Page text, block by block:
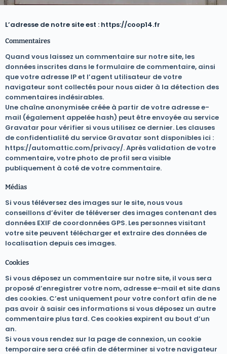
L’adresse de notre site est : https://coop14.fr
Commentaires
Quand vous laissez un commentaire sur notre site, les
données inscrites dans le formulaire de commentaire, ainsi
que votre adresse IP et l’agent utilisateur de votre
navigateur sont collectés pour nous aider à la détection des
commentaires indésirables.
Une chaîne anonymisée créée à partir de votre adresse e-
mail (également appelée hash) peut être envoyée au service
Gravatar pour vérifier si vous utilisez ce dernier. Les clauses
de confidentialité du service Gravatar sont disponibles ici :
https://automattic.com/privacy/. Après validation de votre
commentaire, votre photo de profil sera visible
publiquement à coté de votre commentaire.
Médias
Si vous téléversez des images sur le site, nous vous
conseillons d’éviter de téléverser des images contenant des
données EXIF de coordonnées GPS. Les personnes visitant
votre site peuvent télécharger et extraire des données de
localisation depuis ces images.
Cookies
Si vous déposez un commentaire sur notre site, il vous sera
proposé d’enregistrer votre nom, adresse e-mail et site dans
des cookies. C’est uniquement pour votre confort afin de ne
pas avoir à saisir ces informations si vous déposez un autre
commentaire plus tard. Ces cookies expirent au bout d’un
an.
Si vous vous rendez sur la page de connexion, un cookie
temporaire sera créé afin de déterminer si votre navigateur